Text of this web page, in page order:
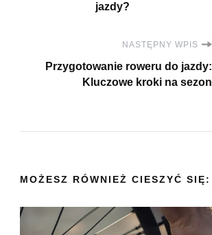
jazdy?
NASTĘPNY WPIS
Przygotowanie roweru do jazdy:
Kluczowe kroki na sezon
MOŻESZ RÓWNIEŻ CIESZYĆ SIĘ: